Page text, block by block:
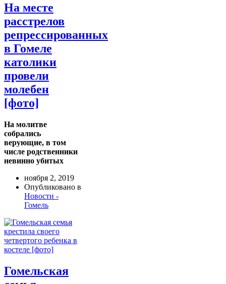
На месте
расстрелов
репрессированных
в Гомеле
католики
провели
молебен
[фото]
На молитве
собрались
верующие, в том
числе родственники
невинно убитых
ноября 2, 2019
Опубликовано в
Новости -
Гомель
Гомельская